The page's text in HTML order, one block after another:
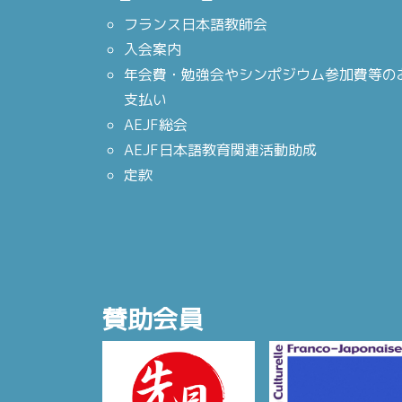
フランス日本語教師会
入会案内
年会費・勉強会やシンポジウム参加費等の
支払い
AEJF総会
AEJF日本語教育関連活動助成
定款
賛助会員